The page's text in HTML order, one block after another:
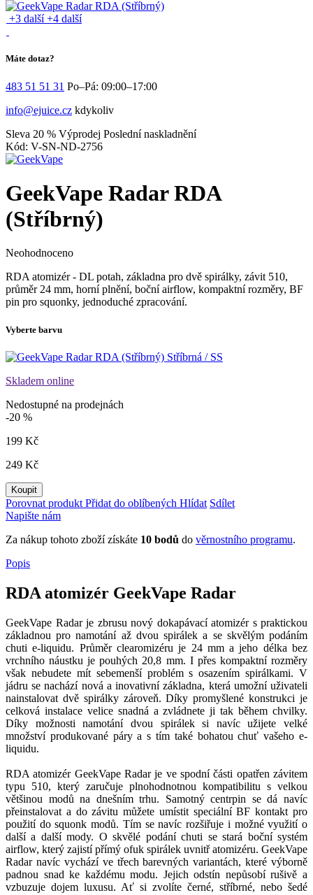
+3 další +4 další
Máte dotaz?
483 51 51 31 Po–Pá: 09:00–17:00
info@ejuice.cz kdykoliv
Sleva 20 % Výprodej Poslední naskladnění
Kód: V-SN-ND-2756
GeekVape Radar RDA
(Stříbrný)
Neohodnoceno
RDA atomizér - DL potah, základna pro dvě spirálky, závit 510,
průměr 24 mm, horní plnění, boční airflow, kompaktní rozměry, BF
pin pro squonky, jednoduché zpracování.
Vyberte barvu
Stříbrná / SS
Skladem online
Nedostupné na prodejnách
-20 %
199 Kč
249 Kč
Koupit
Porovnat produkt Přidat do oblíbených Hlídat Sdílet
Napište nám
Za nákup tohoto zboží získáte 10 bodů do věrnostního programu.
Popis
RDA atomizér GeekVape Radar
GeekVape Radar je zbrusu nový dokapávací atomizér s praktickou
základnou pro namotání až dvou spirálek a se skvělým podáním
chuti e-liquidu. Průměr clearomizéru je 24 mm a jeho délka bez
vrchního náustku je pouhých 20,8 mm. I přes kompaktní rozměry
však nebudete mít sebemenší problém s osazením spirálkami. V
jádru se nachází nová a inovativní základna, která umožní uživateli
nainstalovat dvě spirálky zároveň. Díky promyšlené konstrukci je
celková instalace velice snadná a zvládnete ji tak během chvilky.
Díky možnosti namotání dvou spirálek si navíc užijete velké
množství produkované páry a s tím také bohatou chuť vašeho e-
liquidu.
RDA atomizér GeekVape Radar je ve spodní části opatřen závitem
typu 510, který zaručuje plnohodnotnou kompatibilitu s velkou
většinou modů na dnešním trhu. Samotný centrpin se dá navíc
přeinstalovat a do závitu můžete umístit speciální BF kontakt pro
použití do squonk modů. Tím se navíc rozšiřuje i možné využití o
další a další mody. O skvělé podání chuti se stará boční systém
airflow, který zajistí přímý ofuk spirálek uvnitř atomizéru. GeekVape
Radar navíc vychází ve třech barevných variantách, které výborně
padnou snad ke každému modu. Jejich odstín nepůsobí rušivě a
vzbuzuje dojem luxusu. Ať si zvolíte černé, stříbrné, nebo šedé